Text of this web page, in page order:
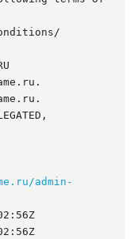
admin-